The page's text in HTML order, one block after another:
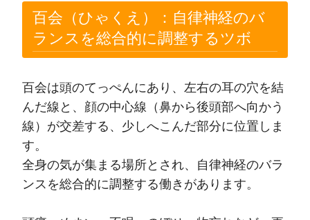
百会（ひゃくえ）：自律神経のバ
ランスを総合的に調整するツボ
百会は頭のてっぺんにあり、左右の耳の穴を結
んだ線と、顔の中心線（鼻から後頭部へ向かう
線）が交差する、少しへこんだ部分に位置しま
す。
全身の気が集まる場所とされ、自律神経のバラ
ンスを総合的に調整する働きがあります。